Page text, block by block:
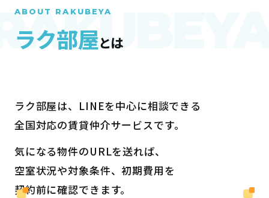
ABOUT RAKUBEYA
ラク部屋とは
ラク部屋は、LINEを中心に相談できる
全国対応の賃貸仲介サービスです。
気になる物件のURLを送れば、
空室状況や対象条件、初期費用を
契約前に確認できます。